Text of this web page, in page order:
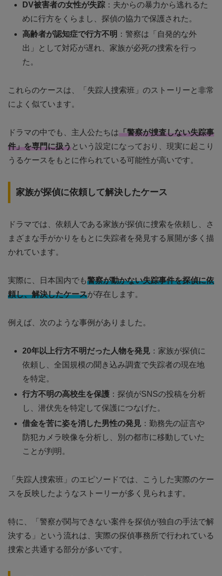
DV被害者の女性が失踪 ：夫からの暴力から逃れるた
めに行方をくらまし、探偵の協力で保護された。
高齢者が認知症で行方不明 ：警察は「自発的な外
出」として対応が遅れ、家族が必死の捜索を行っ
た。
これらのケースは、「失踪人捜索班」のストーリーと非常
によく似ています。
ドラマの中でも、主人公たちは「警察が捜査しない失踪事
件」を専門に扱うという設定になっており、現実に起こり
うるケースをもとに作られている可能性が高いです。
家族が探偵に依頼して解決したケース
ドラマでは、依頼人である家族が探偵に捜索を依頼し、さ
まざまな手がかりをもとに失踪者を発見する展開が多く描
かれています。
実際に、日本国内でも警察が動かない失踪事件を探偵に依
頼し、解決したケースが存在します。
例えば、次のような事例がありました。
20年以上行方不明だった人物を発見 ：家族が探偵に
依頼し、全国規模の聞き込み調査で失踪者の現在地
を特定。
行方不明の高校生を保護 ：探偵がSNSの投稿を分析
し、潜伏先を特定して保護につなげた。
借金を苦に姿を消した男性の発見 ：勤務先の証言や
防犯カメラ映像を分析し、別の都市に移動していた
ことが判明。
「失踪人捜索班」のエピソードでは、こうした実際のケー
スを反映したようなストーリーが多く見られます。
特に、「警察が関与できない案件を探偵が独自の手法で解
決する」という流れは、実際の探偵事務所で行われている
捜索と共通する部分が多いです。